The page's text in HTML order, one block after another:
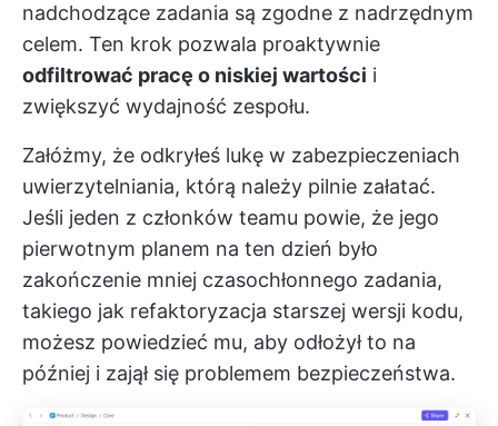
nadchodzące zadania są zgodne z nadrzędnym
celem. Ten krok pozwala proaktywnie
odfiltrować pracę o niskiej wartości i
zwiększyć wydajność zespołu.
Załóżmy, że odkryłeś lukę w zabezpieczeniach
uwierzytelniania, którą należy pilnie załatać.
Jeśli jeden z członków teamu powie, że jego
pierwotnym planem na ten dzień było
zakończenie mniej czasochłonnego zadania,
takiego jak refaktoryzacja starszej wersji kodu,
możesz powiedzieć mu, aby odłożył to na
później i zajął się problemem bezpieczeństwa.